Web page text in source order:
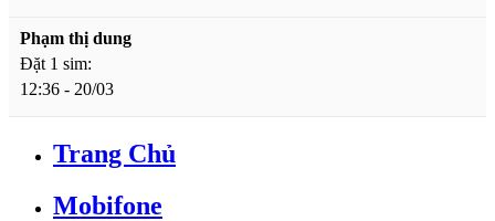
Phạm thị dung
Đặt 1 sim:
12:36 - 20/03
Trang Chủ
Mobifone